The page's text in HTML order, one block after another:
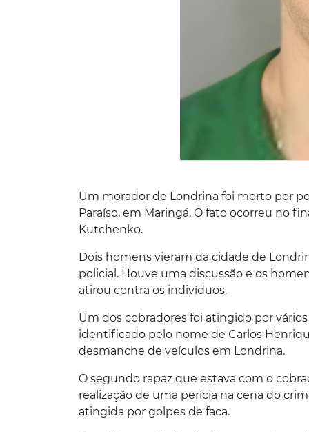
Um morador de Londrina foi morto por
Paraíso, em Maringá. O fato ocorreu no
Kutchenko.
Dois homens vieram da cidade de
policial. Houve uma discussão e os
atirou contra os indivíduos.
Um dos cobradores foi atingido por
identificado pelo nome de Carlos
desmanche de veículos em Londrina.
O segundo rapaz que estava com o
realização de uma perícia na cena do
atingida por golpes de faca.